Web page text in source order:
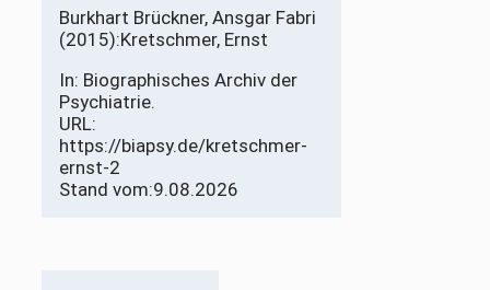
Burkhart Brückner, Ansgar Fabri
(2015):Kretschmer, Ernst
In: Biographisches Archiv der
Psychiatrie.
URL:
https://biapsy.de/kretschmer-
ernst-2
Stand vom:9.08.2026